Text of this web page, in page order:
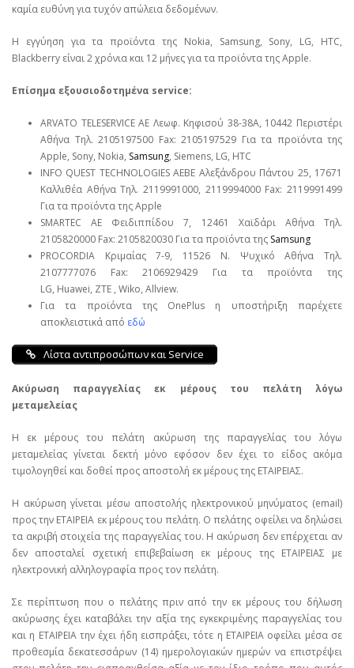
καμία ευθύνη για τυχόν απώλεια δεδομένων.
Η εγγύηση για τα προϊόντα της Nokia, Samsung, Sony, LG, HTC,
Blackberry είναι 2 χρόνια και 12 μήνες για τα προϊόντα της Apple.
Επίσημα εξουσιοδοτημένα service:
ARVATO TELESERVICE ΑΕ Λεωφ. Κηφισού 38-38Α, 10442 Περιστέρι
Αθήνα Τηλ. 2105197500 Fax: 2105197529 Για τα προϊόντα της
Apple, Sony, Nokia, Samsung, Siemens, LG, HTC
INFO QUEST TECHNOLOGIES ΑΕΒΕ Αλεξάνδρου Πάντου 25, 17671
Καλλιθέα Αθήνα Τηλ. 2119991000, 2119994000 Fax: 2119991499
Για τα προϊόντα της Apple
SMARTEC ΑΕ Φειδιππίδου 7, 12461 Χαϊδάρι Αθήνα Τηλ.
2105820000 Fax: 2105820030 Για τα προϊόντα της Samsung
PROCORDIA Κριμαίας 7-9, 11526 Ν. Ψυχικό Αθήνα Τηλ.
2107777076 Fax: 2106929429 Για τα προϊόντα της
LG, Huawei, ΖΤΕ , Wiko, Allview.
Για τα προϊόντα της OnePlus η υποστήριξη παρέχετε
αποκλειστικά από εδώ
Λίστα αντιπροσώπων και Service
Ακύρωση παραγγελίας εκ μέρους του πελάτη λόγω
μεταμελείας
Η εκ μέρους του πελάτη ακύρωση της παραγγελίας του λόγω
μεταμελείας γίνεται δεκτή μόνο εφόσον δεν έχει το είδος ακόμα
τιμολογηθεί και δοθεί προς αποστολή εκ μέρους της ΕΤΑΙΡΕΙΑΣ.
Η ακύρωση γίνεται μέσω αποστολής ηλεκτρονικού μηνύματος (email)
προς την ΕΤΑΙΡΕΙΑ εκ μέρους του πελάτη. Ο πελάτης οφείλει να δηλώσει
τα ακριβή στοιχεία της παραγγελίας του. Η ακύρωση δεν επέρχεται αν
δεν αποσταλεί σχετική επιβεβαίωση εκ μέρους της ΕΤΑΙΡΕΙΑΣ με
ηλεκτρονική αλληλογραφία προς τον πελάτη.
Σε περίπτωση που ο πελάτης πριν από την εκ μέρους του δήλωση
ακύρωσης έχει καταβάλει την αξία της εγκεκριμένης παραγγελίας του
και η ΕΤΑΙΡΕΙΑ την έχει ήδη εισπράξει, τότε η ΕΤΑΙΡΕΙΑ οφείλει μέσα σε
προθεσμία δεκατεσσάρων (14) ημερολογιακών ημερών να επιστρέψει